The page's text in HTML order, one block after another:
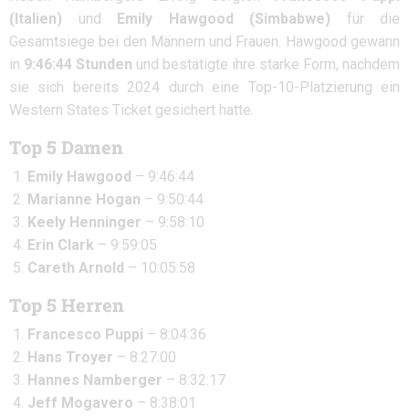
(Italien) und Emily Hawgood (Simbabwe) für die
Gesamtsiege bei den Männern und Frauen. Hawgood gewann
in 9:46:44 Stunden und bestätigte ihre starke Form, nachdem
sie sich bereits 2024 durch eine Top-10-Platzierung ein
Western States Ticket gesichert hatte.
Top 5 Damen
Emily Hawgood – 9:46:44
Marianne Hogan – 9:50:44
Keely Henninger – 9:58:10
Erin Clark – 9:59:05
Careth Arnold – 10:05:58
Top 5 Herren
Francesco Puppi – 8:04:36
Hans Troyer – 8:27:00
Hannes Namberger – 8:32:17
Jeff Mogavero – 8:38:01